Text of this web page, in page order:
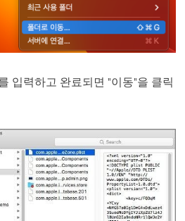
입력하고 완료되면 "이동"을 클릭